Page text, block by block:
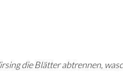
die Blätter abtrennen,